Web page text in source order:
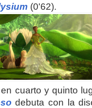
(0'62).
cuarto y quinto
debuta con la